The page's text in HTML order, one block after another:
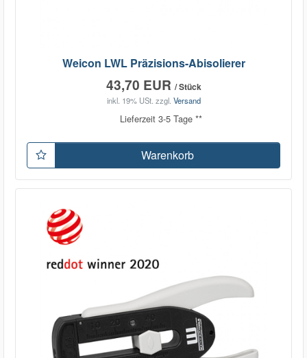
Weicon LWL Präzisions-Abisolierer
43,70 EUR / Stück
inkl. 19% USt. zzgl. Versand
Lieferzeit 3-5 Tage **
Warenkorb